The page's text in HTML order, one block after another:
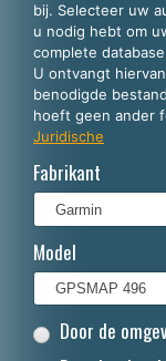
Nederlands
English
Español
Português
Deutsch
Français
Italiano
Polski
Dansk
bij. Selecteer uw
u nodig hebt om
complete
U ontvangt
benodigde
hoeft geen ander
Juridische
Fabrikant
Model
Door de